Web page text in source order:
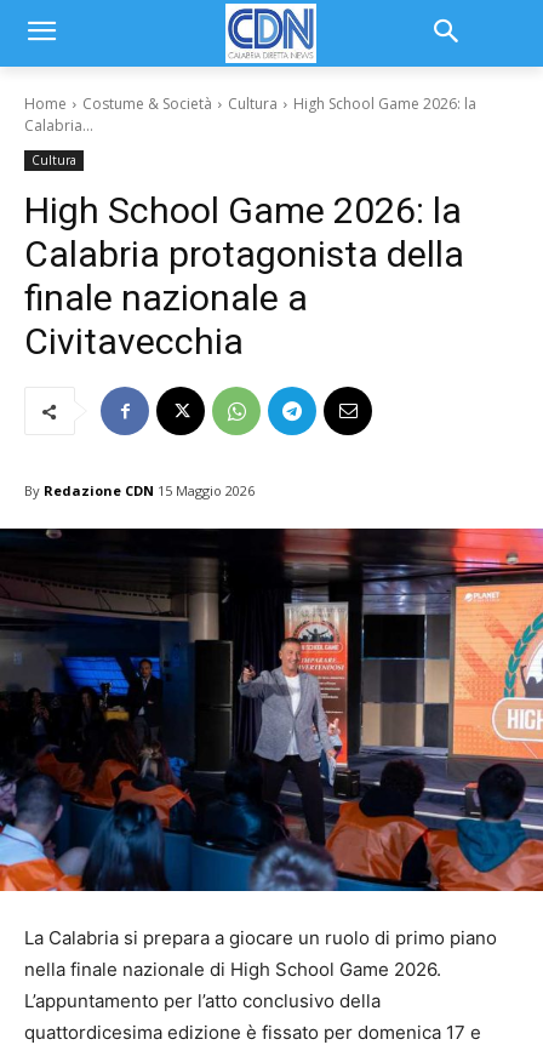
Home Costume & Società Cultura
High School Game 2026: la
Calabria...
Cultura
High School Game 2026: la
Calabria protagonista della
finale nazionale a
Civitavecchia
By Redazione CDN 15 Maggio 2026
La Calabria si prepara a giocare un ruolo di primo piano
nella finale nazionale di High School Game 2026.
L’appuntamento per l’atto conclusivo della
quattordicesima edizione è fissato per domenica 17 e